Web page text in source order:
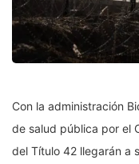
Con la administración
de salud pública por el
del Título 42 llegarán a